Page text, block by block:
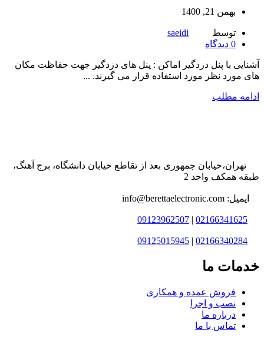
بهمن 21, 1400
توسط
saeidi
0 دیدگاه
آشنایی با پنل دزدگیر اماکن : پنل های دزدگیر جهت حفاظت مکان
های مورد نظر مورد استفاده قرار می گیرند. ...
ادامه مطلب
تهران،خیابان جمهوری بعد از تقاطع خیابان دانشگاه، برج آهنگ،
طبقه همکف واحد 2
ایمیل: info@berettaelectronic.com
02166341625
|
09123962507
02166340284
|
09125015945
خدمات ما
فروش عمده و همکاری
نصب و اجرا
درباره ما
تماس با ما